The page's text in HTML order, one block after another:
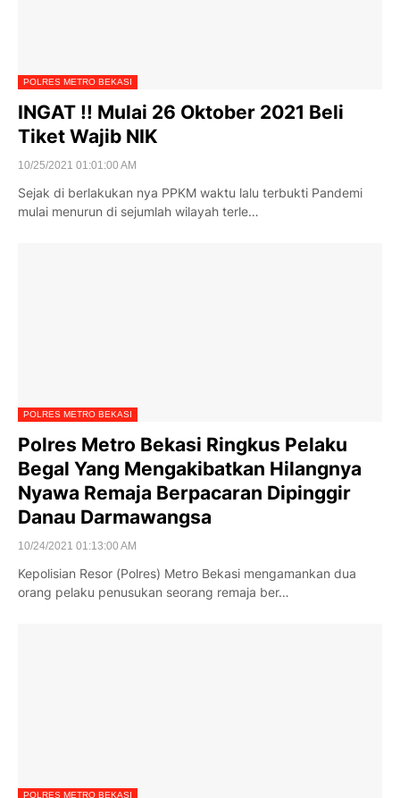
POLRES METRO BEKASI
INGAT !! Mulai 26 Oktober 2021 Beli
Tiket Wajib NIK
10/25/2021 01:01:00 AM
Sejak di berlakukan nya PPKM waktu lalu terbukti Pandemi
mulai menurun di sejumlah wilayah terle…
POLRES METRO BEKASI
Polres Metro Bekasi Ringkus Pelaku
Begal Yang Mengakibatkan Hilangnya
Nyawa Remaja Berpacaran Dipinggir
Danau Darmawangsa
10/24/2021 01:13:00 AM
Kepolisian Resor (Polres) Metro Bekasi mengamankan dua
orang pelaku penusukan seorang remaja ber…
POLRES METRO BEKASI